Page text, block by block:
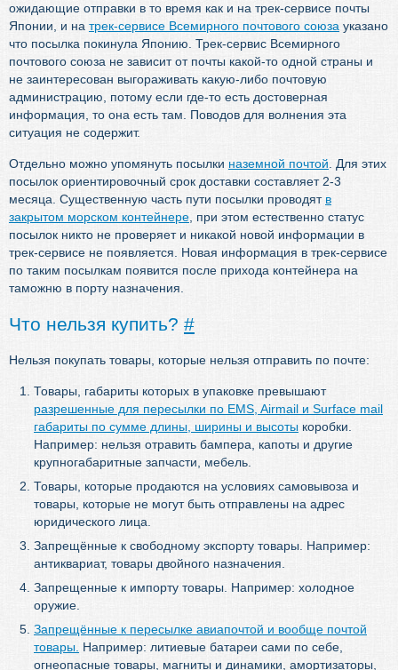
ожидающие отправки в то время как и на трек-сервисе почты
Японии, и на трек-сервисе Всемирного почтового союза указано
что посылка покинула Японию. Трек-сервис Всемирного
почтового союза не зависит от почты какой-то одной страны и
не заинтересован выгораживать какую-либо почтовую
администрацию, потому если где-то есть достоверная
информация, то она есть там. Поводов для волнения эта
ситуация не содержит.
Отдельно можно упомянуть посылки наземной почтой . Для этих
посылок ориентировочный срок доставки составляет 2-3
месяца. Существенную часть пути посылки проводят в
закрытом морском контейнере , при этом естественно статус
посылок никто не проверяет и никакой новой информации в
трек-сервисе не появляется. Новая информация в трек-сервисе
по таким посылкам появится после прихода контейнера на
таможню в порту назначения.
Что нельзя купить? #
Нельзя покупать товары, которые нельзя отправить по почте:
Товары, габариты которых в упаковке превышают
разрешенные для пересылки по EMS, Airmail и Surface mail
габариты по сумме длины, ширины и высоты коробки.
Например: нельзя отравить бампера, капоты и другие
крупногабаритные запчасти, мебель.
Товары, которые продаются на условиях самовывоза и
товары, которые не могут быть отправлены на адрес
юридического лица.
Запрещённые к свободному экспорту товары. Например:
антиквариат, товары двойного назначения.
Запрещенные к импорту товары. Например: холодное
оружие.
Запрещённые к пересылке авиапочтой и вообще почтой
товары. Например: литиевые батареи сами по себе,
огнеопасные товары, магниты и динамики, амортизаторы,